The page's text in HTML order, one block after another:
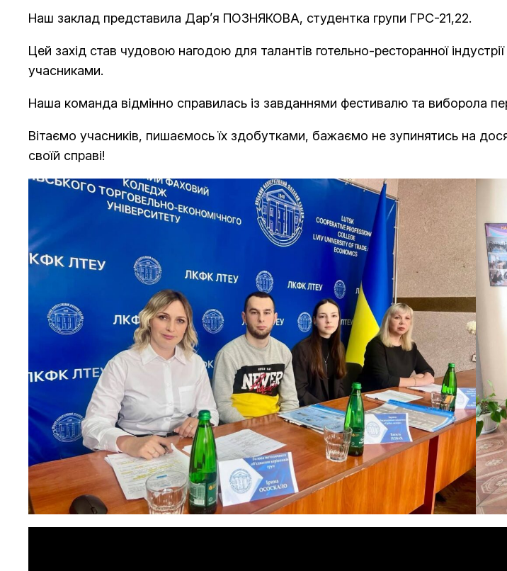
Наш заклад представила Дар’я ПОЗНЯКОВА, студентка групи ГРС-21,22.
Цей захід став чудовою нагодою для талантів готельно-ресторанної
учасниками.
Наша команда відмінно справилась із завданнями фестивалю та виборола
Вітаємо учасників, пишаємось їх здобутками, бажаємо не зупинятись на
своїй справі!